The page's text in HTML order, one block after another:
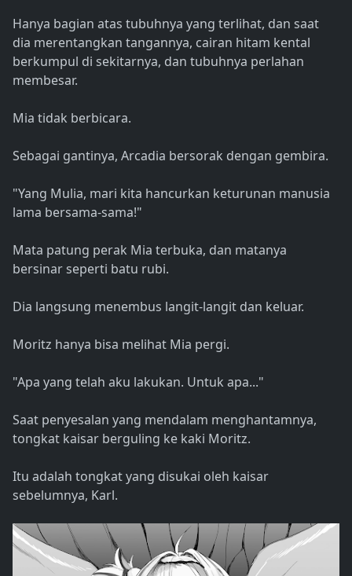
Hanya bagian atas tubuhnya yang terlihat, dan saat
dia merentangkan tangannya, cairan hitam kental
berkumpul di sekitarnya, dan tubuhnya perlahan
membesar.
Mia tidak berbicara.
Sebagai gantinya, Arcadia bersorak dengan gembira.
"Yang Mulia, mari kita hancurkan keturunan manusia
lama bersama-sama!"
Mata patung perak Mia terbuka, dan matanya
bersinar seperti batu rubi.
Dia langsung menembus langit-langit dan keluar.
Moritz hanya bisa melihat Mia pergi.
"Apa yang telah aku lakukan. Untuk apa..."
Saat penyesalan yang mendalam menghantamnya,
tongkat kaisar berguling ke kaki Moritz.
Itu adalah tongkat yang disukai oleh kaisar
sebelumnya, Karl.